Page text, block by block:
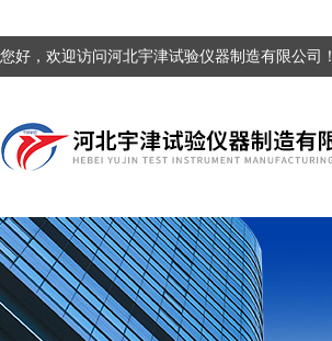
您好，欢迎访问河北宇津试验仪器制造有限公司！